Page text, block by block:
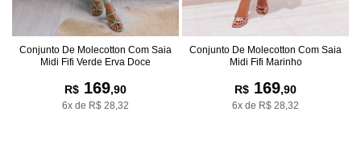
Conjunto De Molecotton Com Saia
Midi Fifi Verde Erva Doce
R$ 169,90
6x de R$ 28,32
Conjunto De Molecotton Com Saia
Midi Fifi Marinho
R$ 169,90
6x de R$ 28,32